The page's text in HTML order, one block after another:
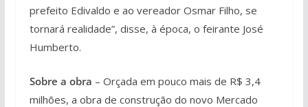
prefeito Edivaldo e ao vereador Osmar Filho, se
tornará realidade”, disse, à época, o feirante José
Humberto.
Sobre a obra – Orçada em pouco mais de R$ 3,4
milhões, a obra de construção do novo Mercado